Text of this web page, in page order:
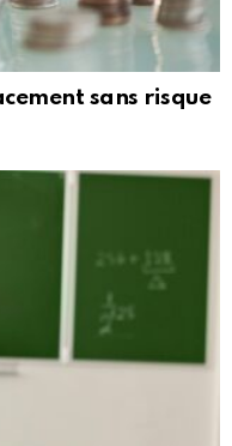
sans risque